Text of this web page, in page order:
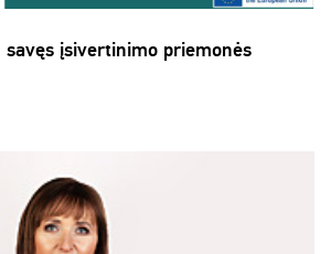
savęs įsivertinimo priemonės